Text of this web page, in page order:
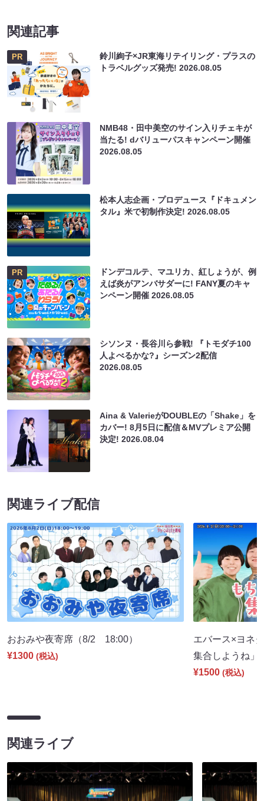
関連記事
PR
鈴川絢子×JR東海リテイリング・プラスの
トラベルグッズ発売!2026.08.05
NMB48・田中美空のサイン入りチェキが
当たる! dバリューパスキャンペーン開催
2026.08.05
松本人志企画・プロデュース『ドキュメン
タル』米で初制作決定!2026.08.05
PR
ドンデコルテ、マユリカ、紅しょうが、例
えば炎がアンバサダーに! FANY夏のキャ
ンペーン開催2026.08.05
シソンヌ・長谷川ら参戦! 『トモダチ100
人よべるかな?』シーズン2配信
2026.08.05
Aina & ValerieがDOUBLEの「Shake」を
カバー! 8月5日に配信＆MVプレミア公開
決定!2026.08.04
関連ライブ配信
おおみや夜寄席（8/2 18:00）
¥1300 (税込)
エバース×ヨネ
集合しようね
¥1500 (税込)
関連ライブ